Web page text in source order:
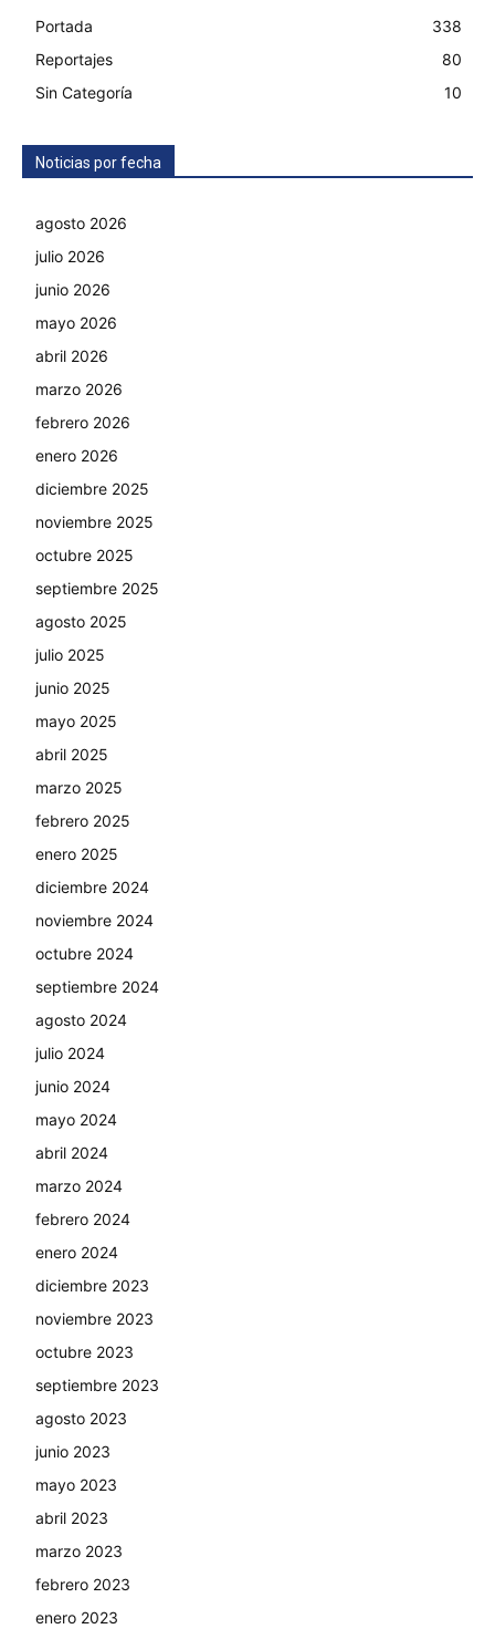
Portada
338
Reportajes
80
Sin Categoría
10
Noticias por fecha
agosto 2026
julio 2026
junio 2026
mayo 2026
abril 2026
marzo 2026
febrero 2026
enero 2026
diciembre 2025
noviembre 2025
octubre 2025
septiembre 2025
agosto 2025
julio 2025
junio 2025
mayo 2025
abril 2025
marzo 2025
febrero 2025
enero 2025
diciembre 2024
noviembre 2024
octubre 2024
septiembre 2024
agosto 2024
julio 2024
junio 2024
mayo 2024
abril 2024
marzo 2024
febrero 2024
enero 2024
diciembre 2023
noviembre 2023
octubre 2023
septiembre 2023
agosto 2023
junio 2023
mayo 2023
abril 2023
marzo 2023
febrero 2023
enero 2023